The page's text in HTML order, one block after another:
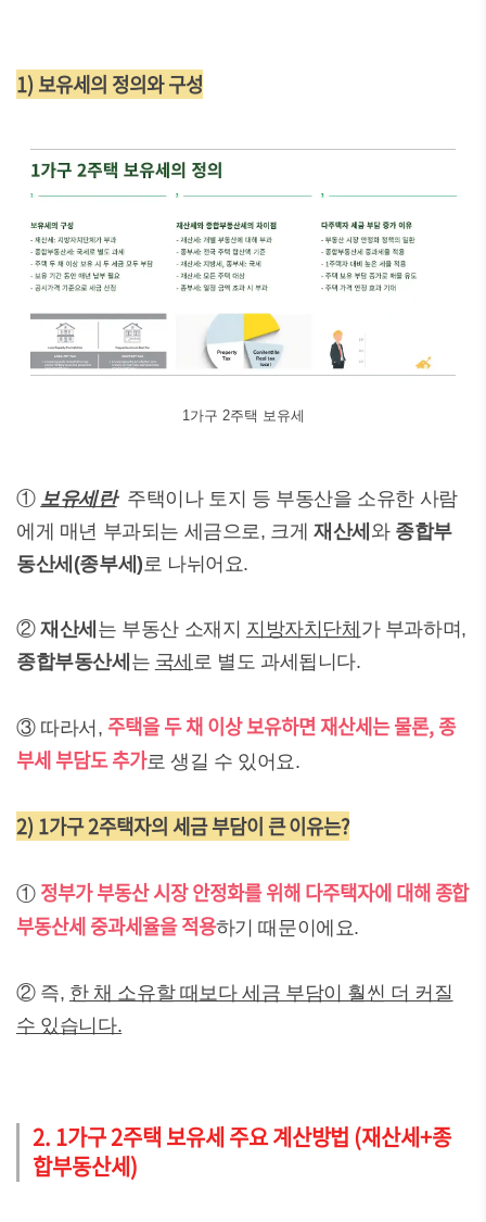
1) 보유세의 정의와 구성
1가구 2주택 보유세
① 보유세란 주택이나 토지 등 부동산을 소유한 사람
에게 매년 부과되는 세금으로, 크게 재산세 와 종합부
동산세(종부세)로 나뉘어요.
②재산세 는 부동산 소재지 지방자치단체 가 부과하며,
종합부동산세 는 국세 로 별도 과세됩니다.
③ 따라서, 주택을 두 채 이상 보유하면 재산세는 물론, 종
부세 부담도 추가로 생길 수 있어요.
2) 1가구 2주택자의 세금 부담이 큰 이유는?
① 정부가 부동산 시장 안정화를 위해 다주택자에 대해 종합
부동산세 중과세율을 적용하기 때문이에요.
② 즉, 한 채 소유할 때보다 세금 부담이 훨씬 더 커질
수 있습니다.
2. 1가구 2주택 보유세 주요 계산방법 (재산세+종
합부동산세)